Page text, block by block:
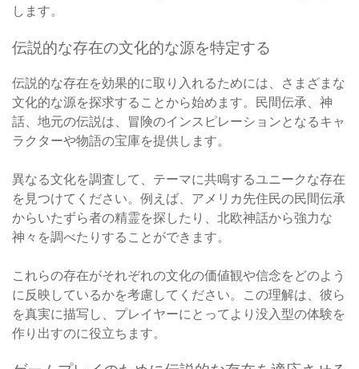
します。
伝説的な存在の文化的な源を特定する
伝説的な存在を効果的に取り入れるためには、さまざまな
文化的な源を探求することから始めます。民間伝承、神
話、地元の伝説は、冒険のインスピレーションとなるキャ
ラクターや物語の宝庫を提供します。
異なる文化を調査して、テーマに共鳴するユニークな存在
を見つけてください。例えば、アメリカ先住民の民間伝承
からいたずら者の精霊を探したり、北欧神話から強力な
神々を調べたりすることができます。
これらの存在がそれぞれの文化の価値観や信念をどのよう
に反映しているかを考慮してください。この理解は、彼ら
を真実に描写し、プレイヤーにとってより没入型の体験を
作り出すのに役立ちます。